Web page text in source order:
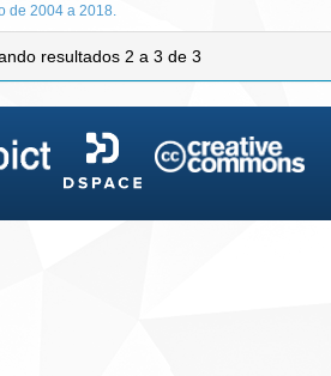
de 2004 a 2018.
resultados 2 a 3 de 3